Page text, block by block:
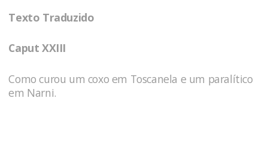
Texto Traduzido
Caput XXIII
Como curou um coxo em Toscanela e um paralítico
em Narni.